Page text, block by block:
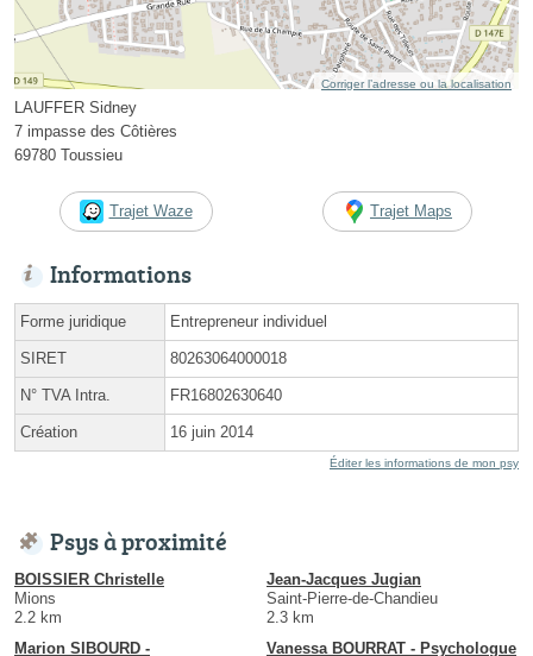
Corriger l’adresse ou la localisation
LAUFFER Sidney
7 impasse des Côtières
69780 Toussieu
Trajet Waze Trajet Maps
Informations
Forme juridique Entrepreneur individuel
SIRET 80263064000018
N° TVA Intra. FR16802630640
Création 16 juin 2014
Éditer les informations de mon psy
Psys à proximité
BOISSIER Christelle
Mions
2.2 km
Jean-Jacques Jugian
Saint-Pierre-de-Chandieu
2.3 km
Marion SIBOURD -
Vanessa BOURRAT - Psychologue